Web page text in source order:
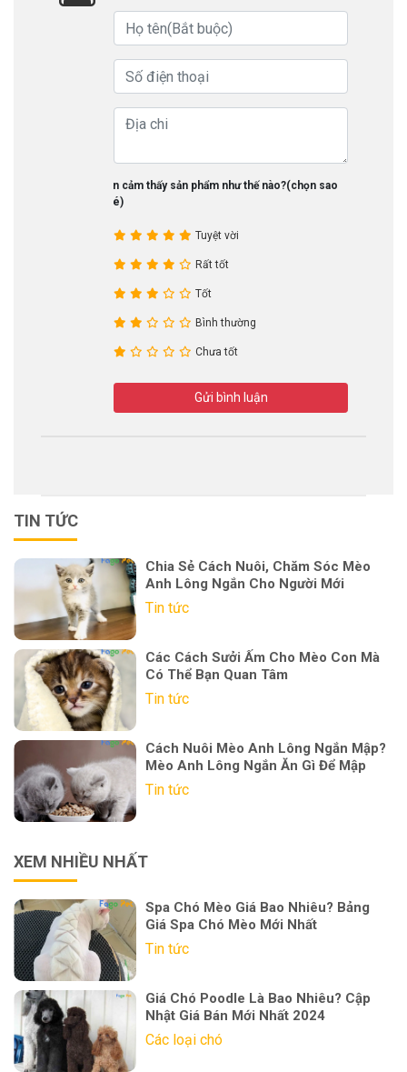
Bạn cảm thấy sản phẩm như thế nào?(chọn sao
nhé)
Tuyệt vời
Rất tốt
Tốt
Bình thường
Chưa tốt
Gửi bình luận
TIN TỨC
Chia Sẻ Cách Nuôi, Chăm Sóc Mèo
Anh Lông Ngắn Cho Người Mới
Tin tức
Các Cách Sưởi Ấm Cho Mèo Con Mà
Có Thể Bạn Quan Tâm
Tin tức
Cách Nuôi Mèo Anh Lông Ngắn Mập?
Mèo Anh Lông Ngắn Ăn Gì Để Mập
Tin tức
XEM NHIỀU NHẤT
Spa Chó Mèo Giá Bao Nhiêu? Bảng
Giá Spa Chó Mèo Mới Nhất
Tin tức
Giá Chó Poodle Là Bao Nhiêu? Cập
Nhật Giá Bán Mới Nhất 2024
Các loại chó